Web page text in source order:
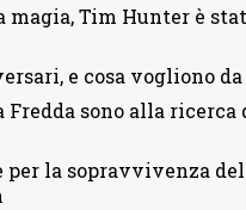
magia, Tim Hunter è
e cosa vogliono
Fredda sono alla
la sopravvivenza